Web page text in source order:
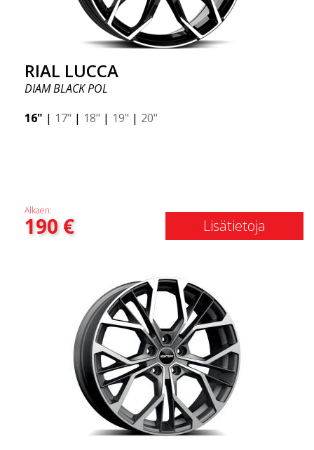
RIAL LUCCA
DIAM BLACK POL
16" | 17" | 18" | 19" | 20"
Alkaen:
190€ Lisätietoja